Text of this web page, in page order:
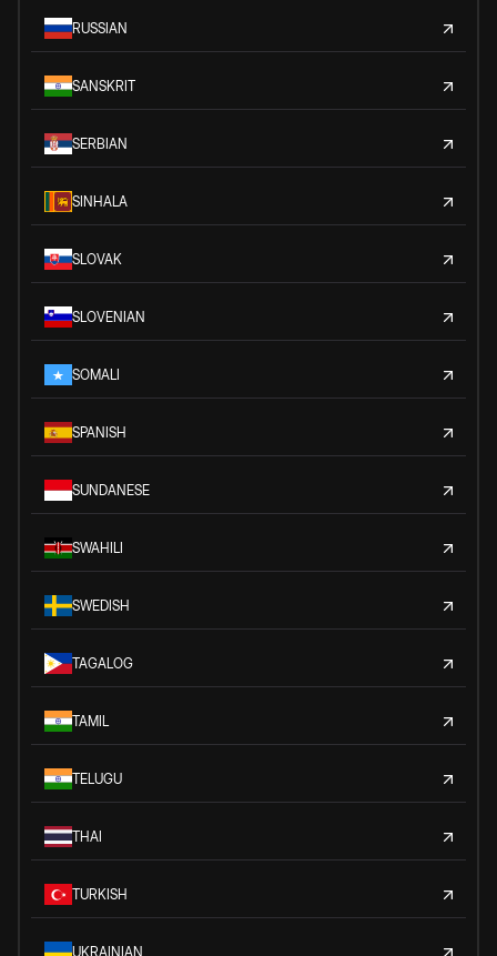
RUSSIAN
SANSKRIT
SERBIAN
SINHALA
SLOVAK
SLOVENIAN
SOMALI
SPANISH
SUNDANESE
SWAHILI
SWEDISH
TAGALOG
TAMIL
TELUGU
THAI
TURKISH
UKRAINIAN